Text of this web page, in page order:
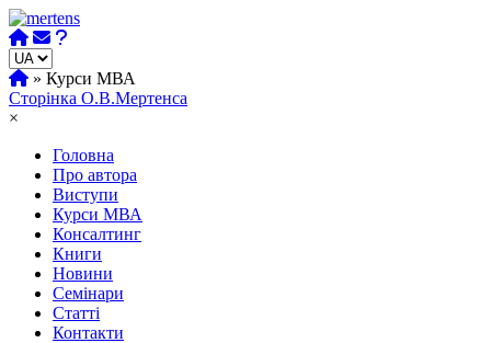
Skip
to
content
» Курси МВА
Сторінка О.В.Мертенса
×
Головна
Про автора
Виступи
Курси МВА
Консалтинг
Книги
Новини
Семінари
Статті
Контакти